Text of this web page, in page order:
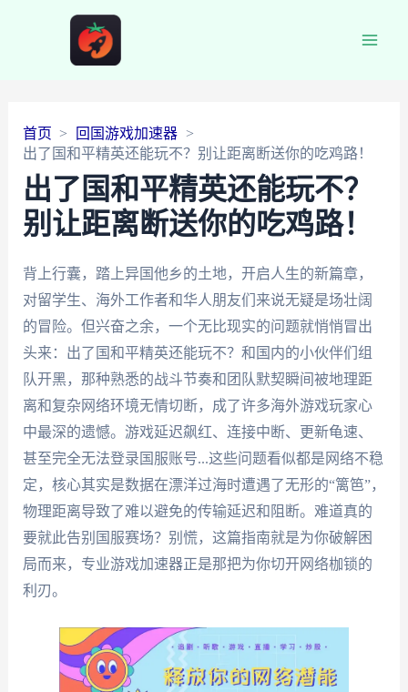
首页
回国游戏加速器
出了国和平精英还能玩不？别让距离断送你的吃鸡路！
出了国和平精英还能玩不？
别让距离断送你的吃鸡路！
背上行囊，踏上异国他乡的土地，开启人生的新篇章，
对留学生、海外工作者和华人朋友们来说无疑是场壮阔
的冒险。但兴奋之余，一个无比现实的问题就悄悄冒出
头来：出了国和平精英还能玩不？和国内的小伙伴们组
队开黑，那种熟悉的战斗节奏和团队默契瞬间被地理距
离和复杂网络环境无情切断，成了许多海外游戏玩家心
中最深的遗憾。游戏延迟飙红、连接中断、更新龟速、
甚至完全无法登录国服账号...这些问题看似都是网络不稳
定，核心其实是数据在漂洋过海时遭遇了无形的“篱笆”，
物理距离导致了难以避免的传输延迟和阻断。难道真的
要就此告别国服赛场？别慌，这篇指南就是为你破解困
局而来，专业游戏加速器正是那把为你切开网络枷锁的
利刃。